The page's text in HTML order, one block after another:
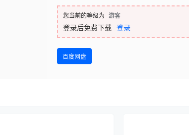
您当前的等级为 游客
登录后免费下载 登录
百度网盘